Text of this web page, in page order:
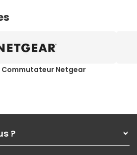
Commutateur Netgear
?